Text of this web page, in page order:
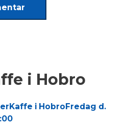
i Hobro
i Hobro Fredag d.